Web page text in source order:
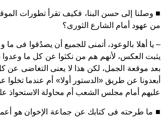
■ وصلنا إلى حسن البنا، فكيف تقرأ تطورات
من عهود أمام الشارع الثورى؟
– يا أهلا بالوعود، أتمنى للجميع أن يصدُقوا
يثبت العكس، لأنهم هم من نكثوا عن كل ما
بعد موقعة الجمل، لكن هذا لا يعنى التغاضى عن
أبعدونا عن طريق «الدستور أولا» أم عندما
عليهم أمام مجلس الشعب أم محاولة الاستحواذ
■ ما طرحته فى كتابك عن جماعة الإخوان هو